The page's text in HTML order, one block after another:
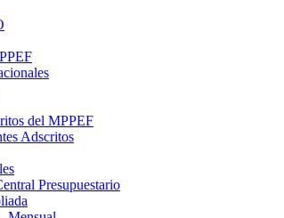
del MPPEF
Adscritos
Presupuestario